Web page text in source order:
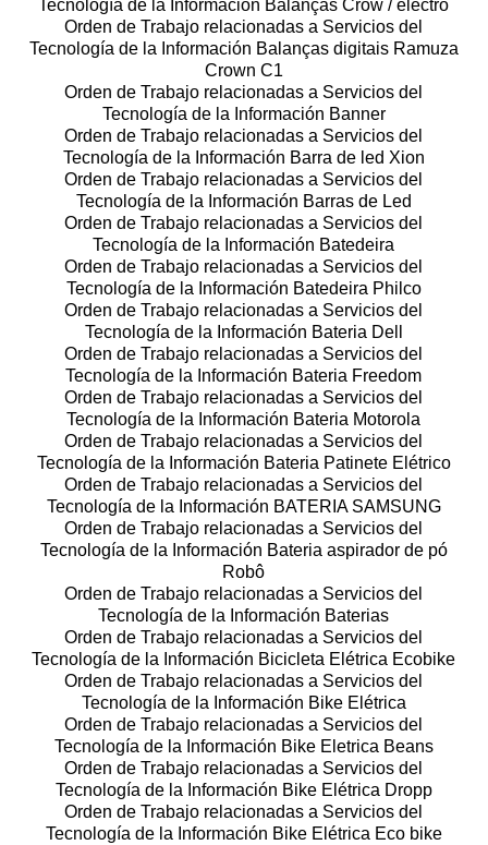
Tecnología de la Información Balanças Crow / electro
Orden de Trabajo relacionadas a Servicios del
Tecnología de la Información Balanças digitais Ramuza
Crown C1
Orden de Trabajo relacionadas a Servicios del
Tecnología de la Información Banner
Orden de Trabajo relacionadas a Servicios del
Tecnología de la Información Barra de led Xion
Orden de Trabajo relacionadas a Servicios del
Tecnología de la Información Barras de Led
Orden de Trabajo relacionadas a Servicios del
Tecnología de la Información Batedeira
Orden de Trabajo relacionadas a Servicios del
Tecnología de la Información Batedeira Philco
Orden de Trabajo relacionadas a Servicios del
Tecnología de la Información Bateria Dell
Orden de Trabajo relacionadas a Servicios del
Tecnología de la Información Bateria Freedom
Orden de Trabajo relacionadas a Servicios del
Tecnología de la Información Bateria Motorola
Orden de Trabajo relacionadas a Servicios del
Tecnología de la Información Bateria Patinete Elétrico
Orden de Trabajo relacionadas a Servicios del
Tecnología de la Información BATERIA SAMSUNG
Orden de Trabajo relacionadas a Servicios del
Tecnología de la Información Bateria aspirador de pó
Robô
Orden de Trabajo relacionadas a Servicios del
Tecnología de la Información Baterias
Orden de Trabajo relacionadas a Servicios del
Tecnología de la Información Bicicleta Elétrica Ecobike
Orden de Trabajo relacionadas a Servicios del
Tecnología de la Información Bike Elétrica
Orden de Trabajo relacionadas a Servicios del
Tecnología de la Información Bike Eletrica Beans
Orden de Trabajo relacionadas a Servicios del
Tecnología de la Información Bike Elétrica Dropp
Orden de Trabajo relacionadas a Servicios del
Tecnología de la Información Bike Elétrica Eco bike